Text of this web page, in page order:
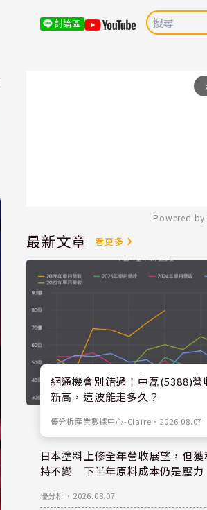
討論區
Powered by
最新文章 看更多
網通機會別錯過！中磊(5388)營
新高，這波能走多久？
優分析產業數據中心-Claire ． 2026.08.07
日本塗料上修全年營收展望，但
持不變 下半年原料成本仍是壓力
優分析 ． 2026.08.07